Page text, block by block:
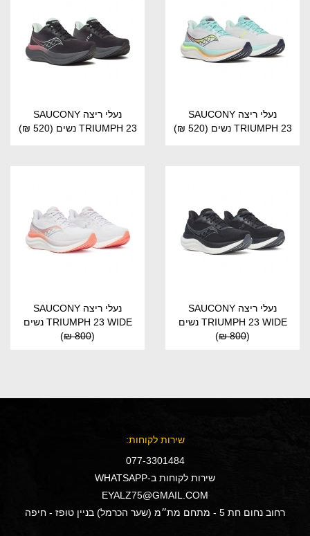
נעלי ריצה SAUCONY
TRIUMPH 23 נשים
(520 ₪)
נעלי ריצה SAUCONY
TRIUMPH 23 נשים
(520 ₪)
נעלי ריצה SAUCONY
TRIUMPH 23 WIDE נשים
(
800 ₪
)
נעלי ריצה SAUCONY
TRIUMPH 23 WIDE נשים
(
800 ₪
)
שירות לקוחות:
077-3301484
שירות לקוחות ב-WHATSAPP
EYALZ75@GMAIL.COM
רחוב נחום חת 5 - מתחם מת״מ (שער הכרמל) בניין טופז - חיפה